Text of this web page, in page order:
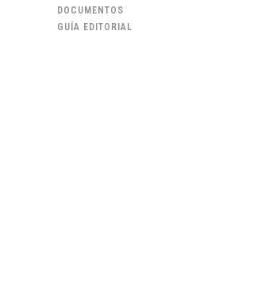
DOCUMENTOS
GUÍA EDITORIAL